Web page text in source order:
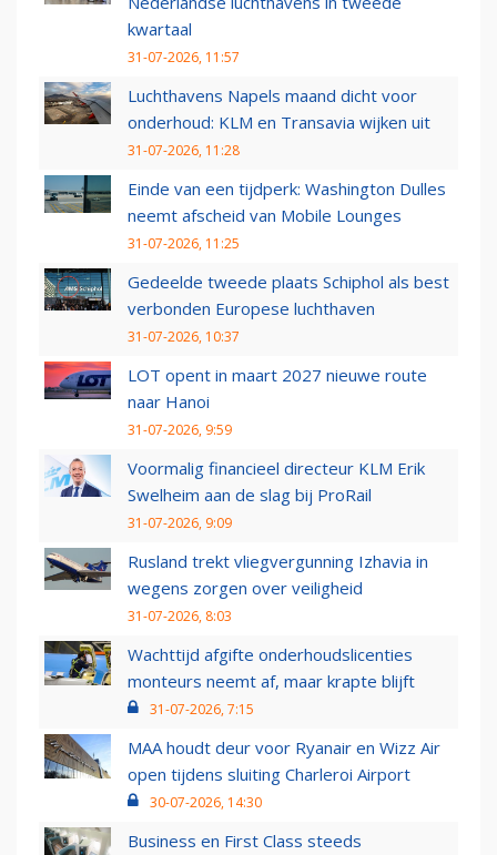
kwartaal
31-07-2026, 11:57
Luchthavens Napels maand dicht voor
onderhoud: KLM en Transavia wijken uit
31-07-2026, 11:28
Einde van een tijdperk: Washington Dulles
neemt afscheid van Mobile Lounges
31-07-2026, 11:25
Gedeelde tweede plaats Schiphol als best
verbonden Europese luchthaven
31-07-2026, 10:37
LOT opent in maart 2027 nieuwe route
naar Hanoi
31-07-2026, 9:59
Voormalig financieel directeur KLM Erik
Swelheim aan de slag bij ProRail
31-07-2026, 9:09
Rusland trekt vliegvergunning Izhavia in
wegens zorgen over veiligheid
31-07-2026, 8:03
Wachttijd afgifte onderhoudslicenties
monteurs neemt af, maar krapte blijft
31-07-2026, 7:15
MAA houdt deur voor Ryanair en Wizz Air
open tijdens sluiting Charleroi Airport
30-07-2026, 14:30
Business en First Class steeds